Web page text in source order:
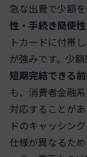
急な出費で少額
性・手続き簡便
トカードに付帯し
が強みです。少
短期完結できる
も、消費者金融
対応することが
ドのキャッシン
仕様が異なるため